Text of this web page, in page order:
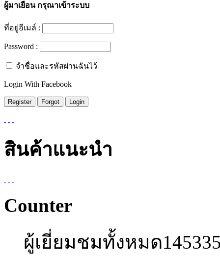
ผู้มาเยือนกรุณาเข้าระบบ
ที่อยู่อีเมล์ :
Password :
จำชื่อและรหัสผ่านฉันไว้
Login With Facebook
สินค้าแนะนำ
Counter
ผู้เยี่ยมชมทั้งหมด